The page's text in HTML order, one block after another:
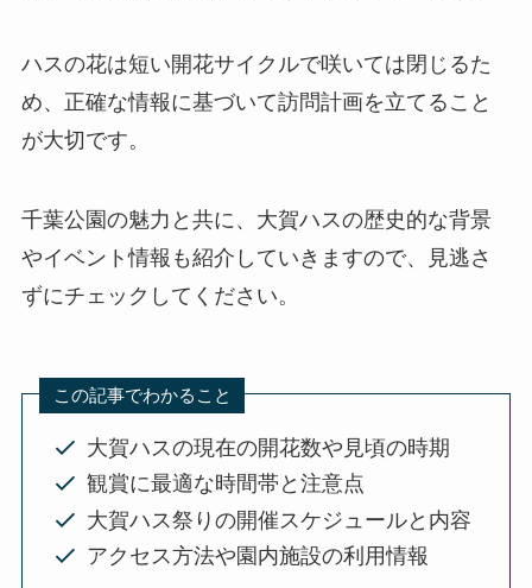
ハスの花は短い開花サイクルで咲いては閉じるた
め、正確な情報に基づいて訪問計画を立てること
が大切です。
千葉公園の魅力と共に、大賀ハスの歴史的な背景
やイベント情報も紹介していきますので、見逃さ
ずにチェックしてください。
この記事でわかること
大賀ハスの現在の開花数や見頃の時期
観賞に最適な時間帯と注意点
大賀ハス祭りの開催スケジュールと内容
アクセス方法や園内施設の利用情報